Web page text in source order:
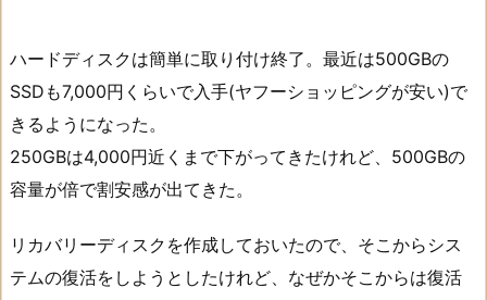
ハードディスクは簡単に取り付け終了。最近は500GBの
SSDも7,000円くらいで入手(ヤフーショッピングが安い)で
きるようになった。
250GBは4,000円近くまで下がってきたけれど、500GBの
容量が倍で割安感が出てきた。
リカバリーディスクを作成しておいたので、そこからシス
テムの復活をしようとしたけれど、なぜかそこからは復活